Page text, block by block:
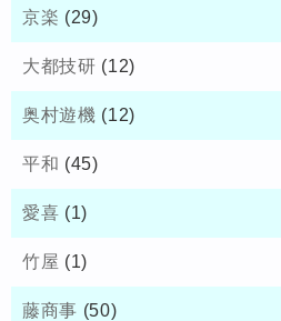
京楽 (29)
大都技研 (12)
奥村遊機 (12)
平和 (45)
愛喜 (1)
竹屋 (1)
藤商事 (50)